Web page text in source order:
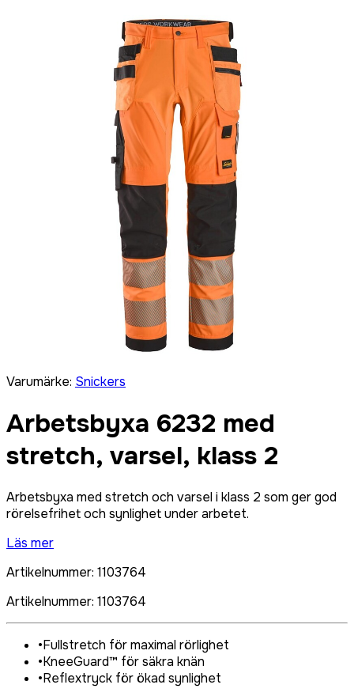
Varumärke: Snickers
Arbetsbyxa 6232 med
stretch, varsel, klass 2
Arbetsbyxa med stretch och varsel i klass 2 som ger god
rörelsefrihet och synlighet under arbetet.
Läs mer
Artikelnummer: 1103764
Artikelnummer: 1103764
•Fullstretch för maximal rörlighet
•KneeGuard™ för säkra knän
•Reflextryck för ökad synlighet